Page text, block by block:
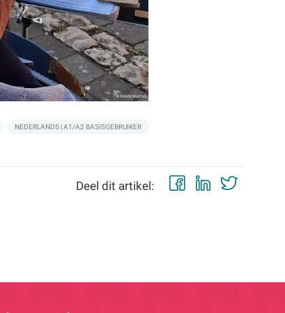
NEDERLANDS | A1/A2 BASISGEBRUIKER
Deel dit artikel: Facebook
LinkedIn